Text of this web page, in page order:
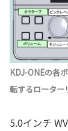
KDJ-ONEの各
転するローター
5.0インチ